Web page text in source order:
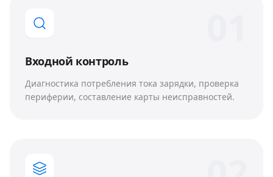
Входной контроль
Диагностика потребления тока зарядки, проверка
периферии, составление карты неисправностей.